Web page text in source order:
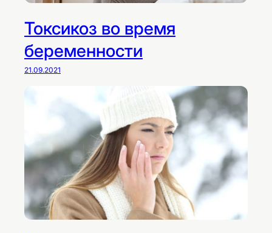
Токсикоз во время
беременности
21.09.2021